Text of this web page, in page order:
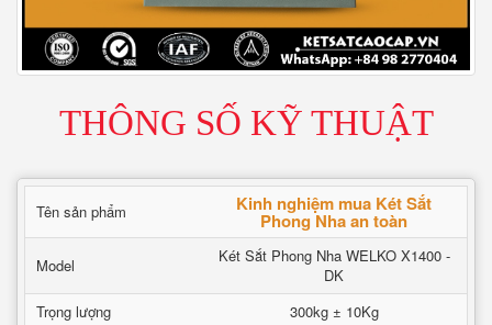
THÔNG SỐ KỸ THUẬT
Tên sản phẩm Kinh nghiệm mua Két Sắt
Phong Nha an toàn
Model
Két Sắt Phong Nha WELKO X1400 -
DK
Trọng lượng
300kg ± 10Kg